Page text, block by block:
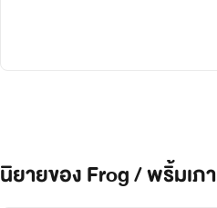
นิยายของ Frog / พริ้มเภา